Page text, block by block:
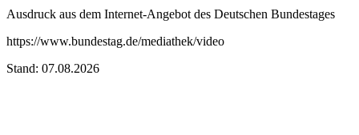
Ausdruck aus dem Internet-Angebot des Deutschen Bundestages
https://www.bundestag.de/mediathek/video
Stand: 07.08.2026